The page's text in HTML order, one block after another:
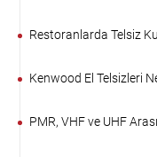
Restoranlarda Telsiz
Kenwood El Telsizleri
PMR, VHF ve UHF